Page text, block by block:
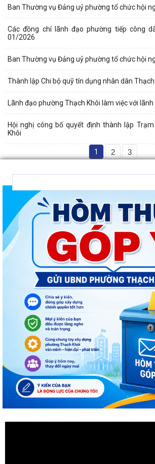
Ban Thường vụ Đảng uỷ phường tổ chức hội
Các đồng chí lãnh đạo phường tiếp công
01/2026
Ban Thường vụ Đảng uỷ phường tổ chức hội
Thành lập Chi bộ quỹ tín dụng nhân dân Thạch
Lãnh đạo phường Thạch Khôi làm việc với lãnh
Hội nghị công bố quyết định thành lập
Khôi
1 2 3